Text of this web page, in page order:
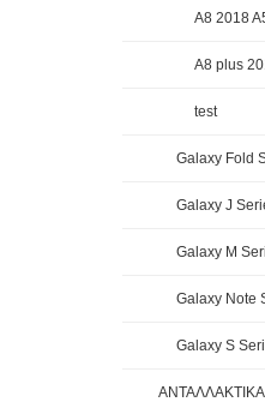
A8 2018
A8 plus
test
Galaxy Fold
Galaxy J
Galaxy M
Galaxy Note
Galaxy S
ΑΝΤΑΛΛΑΚΤΙΚΑ